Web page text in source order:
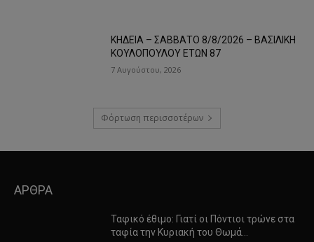
ΚΗΔΕΙΑ – ΣΑΒΒΑΤΟ 8/8/2026 – ΒΑΣΙΛΙΚΗ
ΚΟΥΛΟΠΟΥΛΟΥ ΕΤΩΝ 87
7 Αυγούστου, 2026
Φόρτωση περισσοτέρων
ΑΡΘΡΑ
Ταφικό έθιμο: Γιατί οι Πόντιοι τρώνε στα
ταφία την Κυριακή του Θωμά…